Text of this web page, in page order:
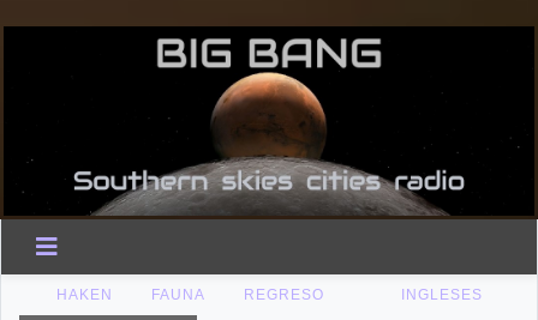
HAKEN FAUNA REGRESO INGLESES